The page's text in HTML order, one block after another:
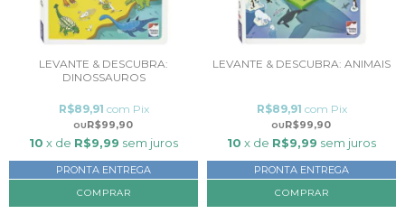
LEVANTE & DESCUBRA:
DINOSSAUROS
R$99,90
R$89,91 com Pix
10 x de R$9,99 sem juros
PRONTA ENTREGA
LEVANTE & DESCUBRA: ANIMAIS
R$99,90
R$89,91 com Pix
10 x de R$9,99 sem juros
PRONTA ENTREGA